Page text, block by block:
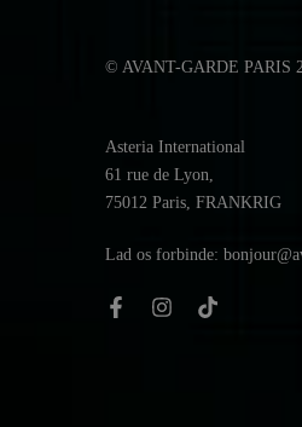
© AVANT-GARDE PARIS
Asteria International
61 rue de Lyon,
75012 Paris, FRANKRIG
Lad os forbinde: